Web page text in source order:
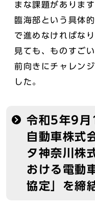
まな課題がありま
臨海部という具体
で進めなければな
見ても、ものすご
前向きにチャレン
した。
令和5年9
自動車株式
タ神奈川株
おける電動
協定」を締